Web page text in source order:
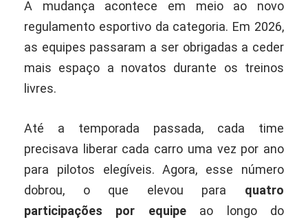
A mudança acontece em meio ao novo
regulamento esportivo da categoria. Em 2026,
as equipes passaram a ser obrigadas a ceder
mais espaço a novatos durante os treinos
livres.
Até a temporada passada, cada time
precisava liberar cada carro uma vez por ano
para pilotos elegíveis. Agora, esse número
dobrou, o que elevou para quatro
participações por equipeao longo do